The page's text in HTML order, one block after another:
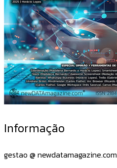
Informação
gestao @ newdatamagazine.com